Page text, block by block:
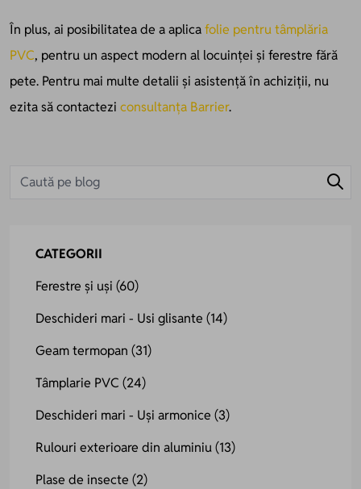
În plus, ai posibilitatea de a aplicafolie pentru tâmplăria
PVC, pentru un aspect modern al locuinței și ferestre fără
pete. Pentru mai multe detalii și asistență în achiziții, nu
ezita să contactezi consultanța Barrier.
CATEGORII
Ferestre și uși (60)
Deschideri mari - Usi glisante (14)
Geam termopan (31)
Tâmplarie PVC (24)
Deschideri mari - Uși armonice (3)
Rulouri exterioare din aluminiu(13)
Plase de insecte (2)